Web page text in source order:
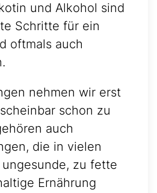
und Alkohol sind
Schritte für ein
oftmals auch
nehmen wir erst
schon zu
auch
die in vielen
zu fette
Ernährung